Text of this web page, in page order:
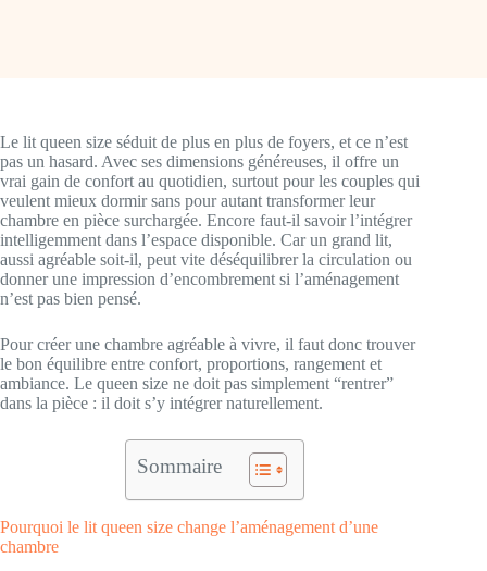
Le lit queen size séduit de plus en plus de foyers, et ce n’est
pas un hasard. Avec ses dimensions généreuses, il offre un
vrai gain de confort au quotidien, surtout pour les couples qui
veulent mieux dormir sans pour autant transformer leur
chambre en pièce surchargée. Encore faut-il savoir l’intégrer
intelligemment dans l’espace disponible. Car un grand lit,
aussi agréable soit-il, peut vite déséquilibrer la circulation ou
donner une impression d’encombrement si l’aménagement
n’est pas bien pensé.
Pour créer une chambre agréable à vivre, il faut donc trouver
le bon équilibre entre confort, proportions, rangement et
ambiance. Le queen size ne doit pas simplement “rentrer”
dans la pièce : il doit s’y intégrer naturellement.
Sommaire
Pourquoi le lit queen size change l’aménagement d’une
chambre